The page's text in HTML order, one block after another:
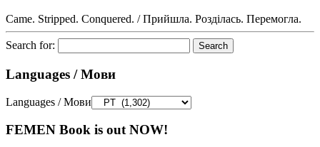
Came. Stripped. Conquered. / Прийшла. Розділась. Перемогла.
Search for:
Languages / Мови
Languages / Мови
FEMEN Book is out NOW!